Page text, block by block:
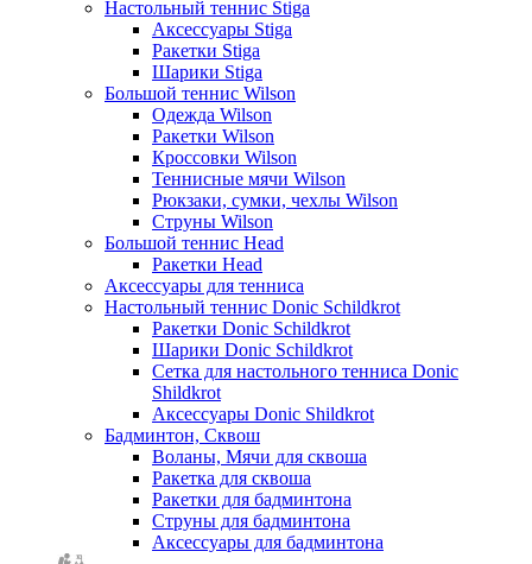
Настольный теннис Stiga
Аксессуары Stiga
Ракетки Stiga
Шарики Stiga
Большой теннис Wilson
Одежда Wilson
Ракетки Wilson
Кроссовки Wilson
Теннисные мячи Wilson
Рюкзаки, сумки, чехлы Wilson
Струны Wilson
Большой теннис Head
Ракетки Head
Аксессуары для тенниса
Настольный теннис Donic Schildkrot
Ракетки Donic Schildkrot
Шарики Donic Schildkrot
Сетка для настольного тенниса Donic
Shildkrot
Аксессуары Donic Shildkrot
Бадминтон, Сквош
Воланы, Мячи для сквоша
Ракетка для сквоша
Ракетки для бадминтона
Струны для бадминтона
Аксессуары для бадминтона